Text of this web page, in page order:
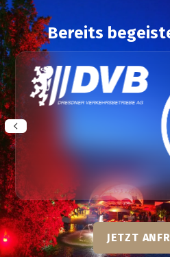
Bereits
JETZT